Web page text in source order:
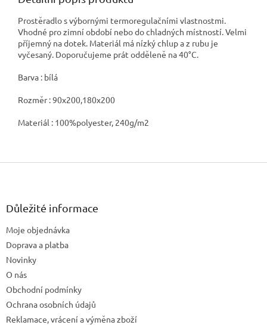
Prostěradlo s výbornými termoregulačními vlastnostmi.
Vhodné pro zimní období nebo do chladných místností. Velmi
příjemný na dotek. Materiál má nízký chlup a z rubu je
vyčesaný. Doporučujeme prát odděleně na 40°C.
Barva : bílá
Rozměr : 90x200,180x200
Materiál : 100%polyester, 240g/m2
Z
Důležité informace
Moje objednávka
Doprava a platba
Novinky
O nás
Obchodní podmínky
Ochrana osobních údajů
Reklamace, vrácení a výměna zboží